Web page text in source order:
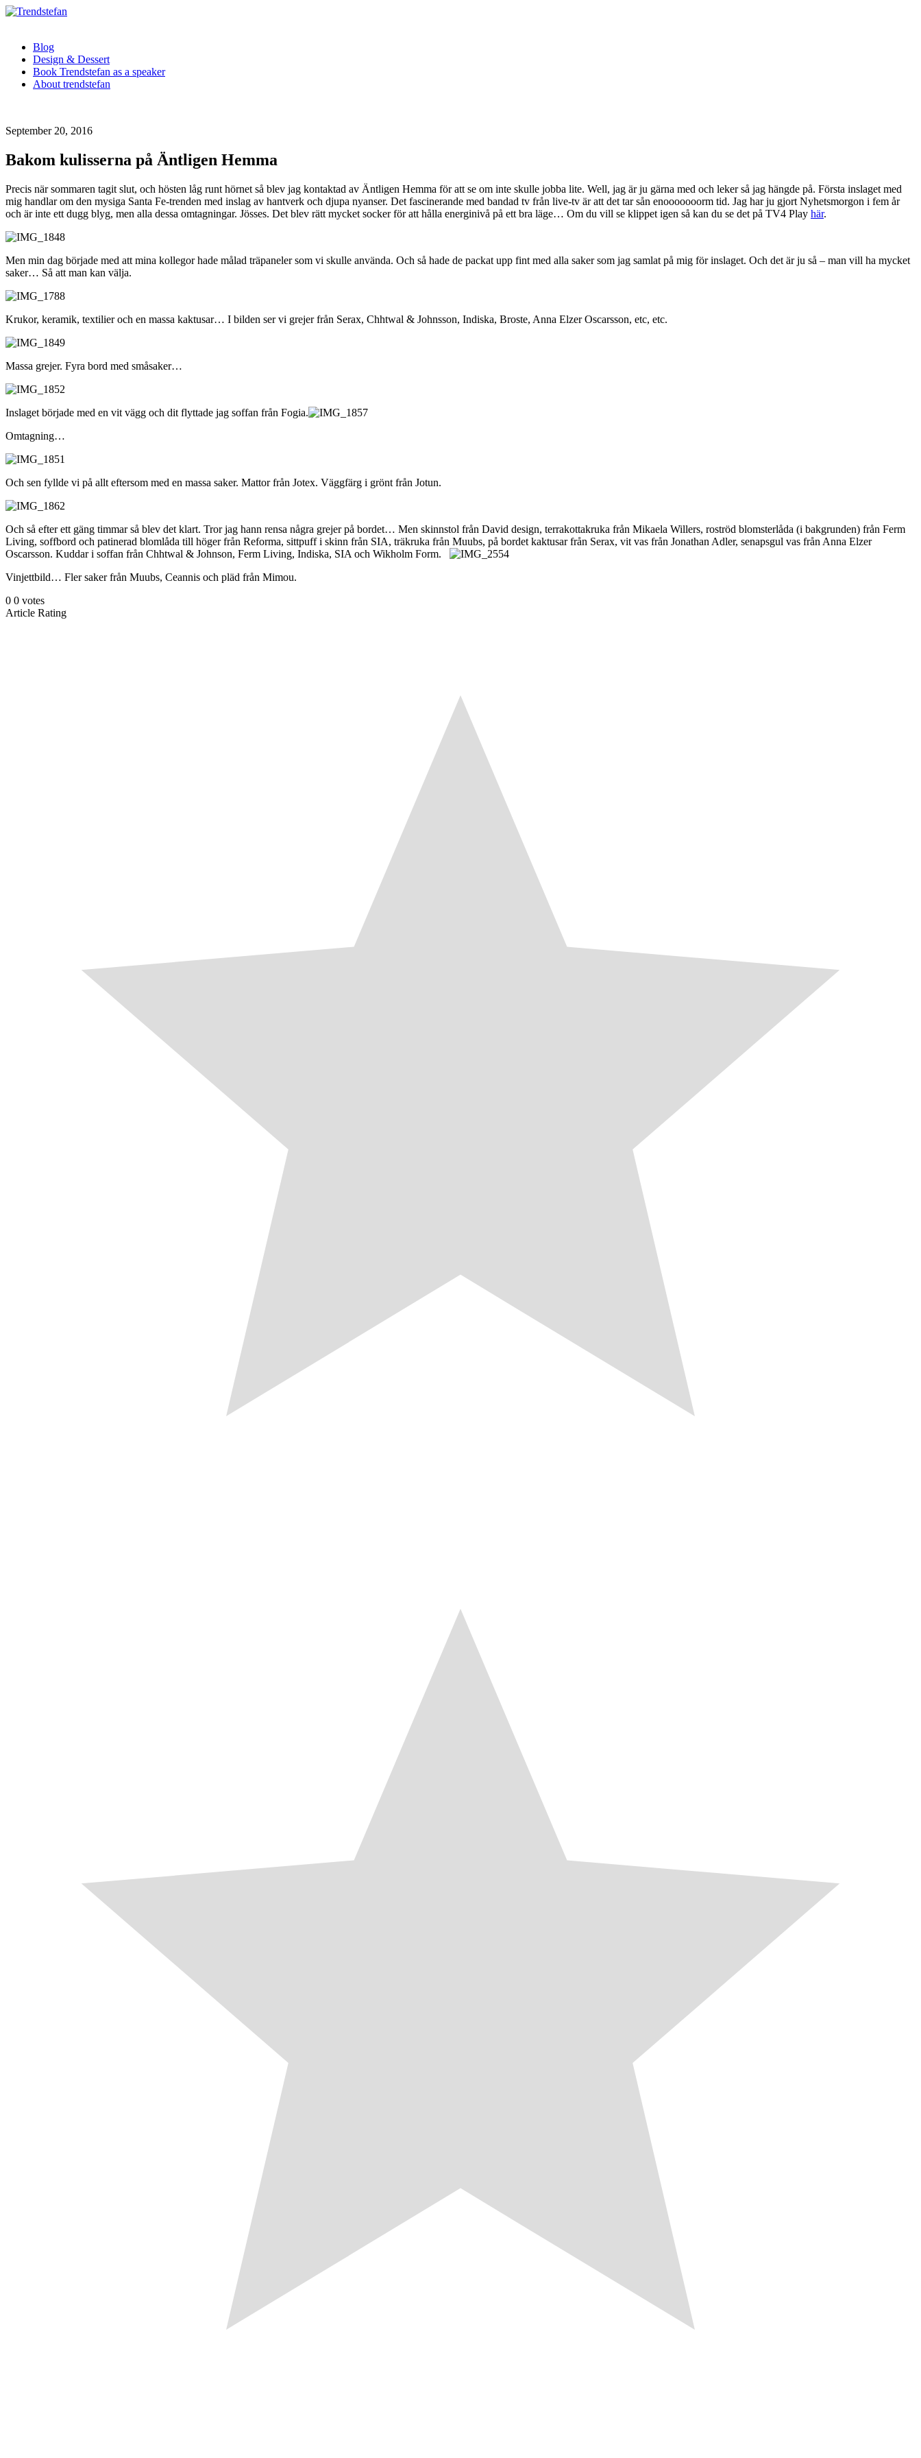
Blog
Design & Dessert
Book Trendstefan as a speaker
About trendstefan
September 20, 2016
Bakom kulisserna på Äntligen Hemma
Precis när sommaren tagit slut, och hösten låg runt hörnet så blev jag kontaktad av Äntligen Hemma för att se om inte skulle jobba lite. Well, jag är ju gärna med och leker så jag hängde på. Första inslaget med
mig handlar om den mysiga Santa Fe-trenden med inslag av hantverk och djupa nyanser. Det fascinerande med bandad tv från live-tv är att det tar sån enooooooorm tid. Jag har ju gjort Nyhetsmorgon i fem år
och är inte ett dugg blyg, men alla dessa omtagningar. Jösses. Det blev rätt mycket socker för att hålla energinivå på ett bra läge… Om du vill se klippet igen så kan du se det på TV4 Play här.
Men min dag började med att mina kollegor hade målad träpaneler som vi skulle använda. Och så hade de packat upp fint med alla saker som jag samlat på mig för inslaget. Och det är ju så – man vill ha mycket
saker… Så att man kan välja.
Krukor, keramik, textilier och en massa kaktusar… I bilden ser vi grejer från Serax, Chhtwal & Johnsson, Indiska, Broste, Anna Elzer Oscarsson, etc, etc.
Massa grejer. Fyra bord med småsaker…
Inslaget började med en vit vägg och dit flyttade jag soffan från Fogia.
Omtagning…
Och sen fyllde vi på allt eftersom med en massa saker. Mattor från Jotex. Väggfärg i grönt från Jotun.
Och så efter ett gäng timmar så blev det klart. Tror jag hann rensa några grejer på bordet… Men skinnstol från David design, terrakottakruka från Mikaela Willers, roströd blomsterlåda (i bakgrunden) från Ferm
Living, soffbord och patinerad blomlåda till höger från Reforma, sittpuff i skinn från SIA, träkruka från Muubs, på bordet kaktusar från Serax, vit vas från Jonathan Adler, senapsgul vas från Anna Elzer
Oscarsson. Kuddar i soffan från Chhtwal & Johnson, Ferm Living, Indiska, SIA och Wikholm Form.
Vinjettbild… Fler saker från Muubs, Ceannis och pläd från Mimou.
0 0 votes
Article Rating